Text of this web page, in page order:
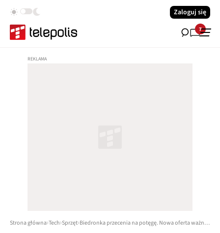
Zaloguj się
7
Strona główna Tech Sprzęt Biedronka przecenia na potęgę. Nowa oferta ważna tylko w weekend